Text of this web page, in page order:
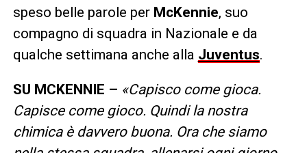
speso belle parole per McKennie, suo
compagno di squadra in Nazionale e da
qualche settimana anche alla Juventus.
SU MCKENNIE – «Capisco come gioca.
Capisce come gioco. Quindi la nostra
chimica è davvero buona. Ora che siamo